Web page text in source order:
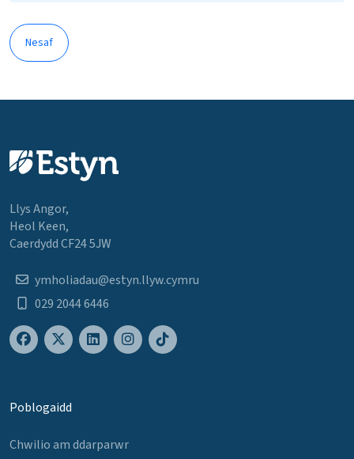
Nesaf
Llys Angor,
Heol Keen,
Caerdydd CF24 5JW
ymholiadau@estyn.llyw.cymru
029 2044 6446
Poblogaidd
Chwilio am ddarparwr